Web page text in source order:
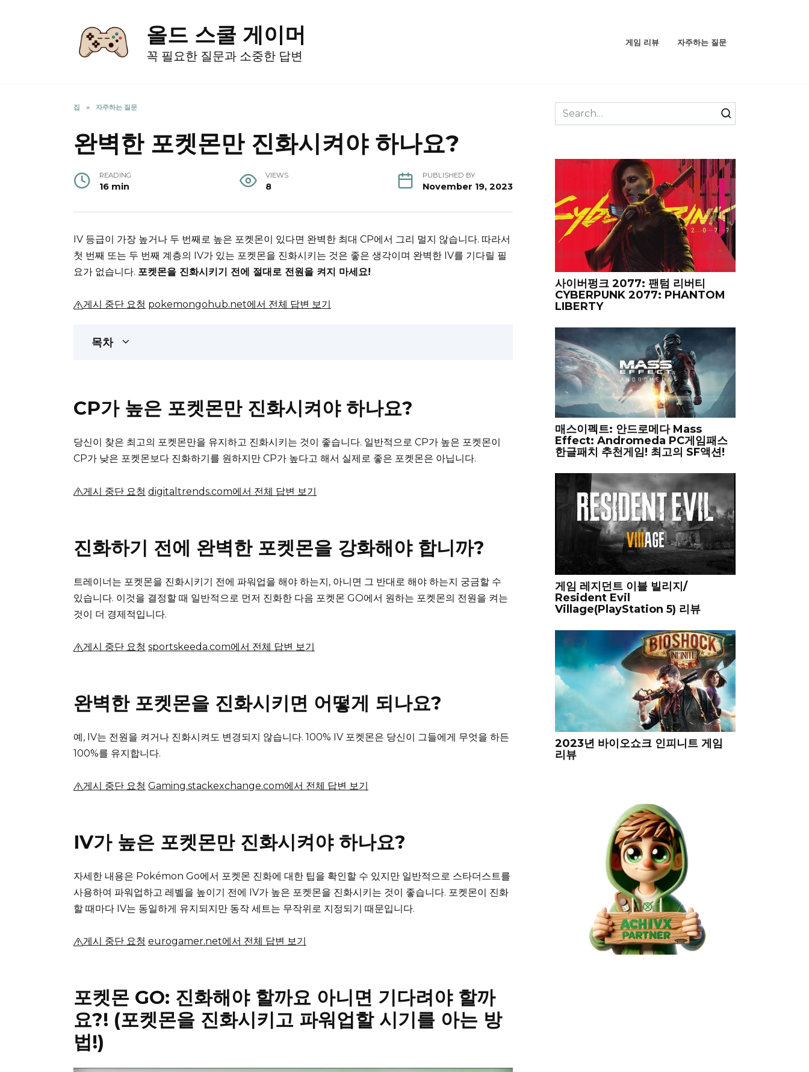
올드 스쿨 게이머
꼭 필요한 질문과 소중한 답변
게임 리뷰 자주하는 질문
집 » 자주하는 질문
완벽한 포켓몬만 진화시켜야 하나요?
READING
16 min
VIEWS
8
PUBLISHED BY
November 19, 2023
IV 등급이 가장 높거나 두 번째로 높은 포켓몬이 있다면 완벽한 최대 CP에서 그리 멀지 않습니다. 따라서
첫 번째 또는 두 번째 계층의 IV가 있는 포켓몬을 진화시키는 것은 좋은 생각이며 완벽한 IV를 기다릴 필
요가 없습니다. 포켓몬을 진화시키기 전에 절대로 전원을 켜지 마세요!
게시 중단 요청 pokemongohub.net에서 전체 답변 보기
목차
CP가 높은 포켓몬만 진화시켜야 하나요?
당신이 찾은 최고의 포켓몬만을 유지하고 진화시키는 것이 좋습니다. 일반적으로 CP가 높은 포켓몬이
CP가 낮은 포켓몬보다 진화하기를 원하지만 CP가 높다고 해서 실제로 좋은 포켓몬은 아닙니다.
게시 중단 요청 digitaltrends.com에서 전체 답변 보기
진화하기 전에 완벽한 포켓몬을 강화해야 합니까?
트레이너는 포켓몬을 진화시키기 전에 파워업을 해야 하는지, 아니면 그 반대로 해야 하는지 궁금할 수
있습니다. 이것을 결정할 때 일반적으로 먼저 진화한 다음 포켓몬 GO에서 원하는 포켓몬의 전원을 켜는
것이 더 경제적입니다.
게시 중단 요청 sportskeeda.com에서 전체 답변 보기
완벽한 포켓몬을 진화시키면 어떻게 되나요?
예, IV는 전원을 켜거나 진화시켜도 변경되지 않습니다. 100% IV 포켓몬은 당신이 그들에게 무엇을 하든
100%를 유지합니다.
게시 중단 요청 Gaming.stackexchange.com에서 전체 답변 보기
IV가 높은 포켓몬만 진화시켜야 하나요?
자세한 내용은 Pokémon Go에서 포켓몬 진화에 대한 팁을 확인할 수 있지만 일반적으로 스타더스트를
사용하여 파워업하고 레벨을 높이기 전에 IV가 높은 포켓몬을 진화시키는 것이 좋습니다. 포켓몬이 진화
할 때마다 IV는 동일하게 유지되지만 동작 세트는 무작위로 지정되기 때문입니다.
게시 중단 요청 eurogamer.net에서 전체 답변 보기
포켓몬 GO: 진화해야 할까요 아니면 기다려야 할까
요?! (포켓몬을 진화시키고 파워업할 시기를 아는 방
법!)
Search
for:
사이버펑크 2077: 팬텀 리버티
CYBERPUNK 2077: PHANTOM
LIBERTY
매스이펙트: 안드로메다 Mass
Effect: Andromeda PC게임패스
한글패치 추천게임! 최고의 SF액션!
게임 레지던트 이블 빌리지/
Resident Evil
Village(PlayStation 5) 리뷰
2023년 바이오쇼크 인피니트 게임
리뷰